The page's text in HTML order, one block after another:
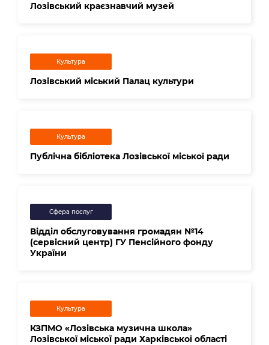
Лозівський краєзнавчий музей
Культура
Лозівський міський Палац культури
Культура
Публічна бібліотека Лозівської міської ради
Сфера послуг
Відділ обслуговування громадян №14
(сервісний центр) ГУ Пенсійного фонду
України
Культура
КЗПМО «Лозівська музична школа»
Лозівської міської ради Харківської області